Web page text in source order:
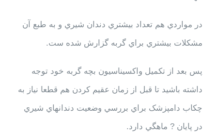
در مواردي هم تعداد بيشتري دندان شيري و به طبع آن
مشکلات بيشتري براي گربه گزارش شده ست.
پس بعد از تکميل واکسيناسيون بچه گربه خود توجه
داشته باشيد تا قبل از زمان عقيم کردن هم قطعا نياز به
چکاب دامپزشک براي بررسي وضعيت دندانهاي شيري
در پايان ? ماهگي دارد.